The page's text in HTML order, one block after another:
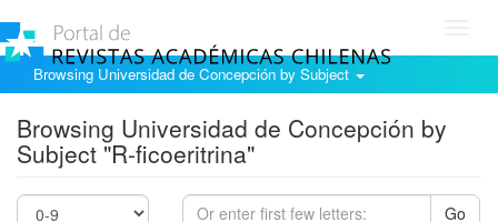
Browsing Universidad de Concepción by Subject
Browsing Universidad de Concepción by
Subject "R-ficoeritrina"
Go